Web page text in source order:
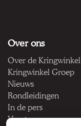
Over ons
Over de Kringwinkel
Kringwinkel Groep
Nieuws
Rondleidingen
In de pers
Vacatures